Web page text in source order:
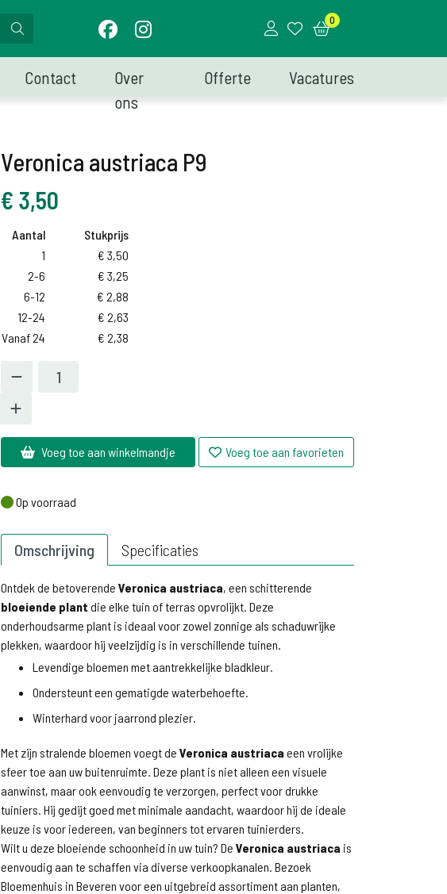
0
Contact
Over
ons
Offerte Vacatures
Veronica austriaca P9
€ 3,50
Aantal
Stukprijs
1
€ 3,50
2-6
€ 3,25
6-12
€ 2,88
12-24
€ 2,63
Vanaf 24
€ 2,38
Voeg toe aan winkelmandje Voeg toe aan favorieten
Op voorraad
Op voorraad
Omschrijving Specificaties
Ontdek de betoverende Veronica austriaca, een schitterende
bloeiende plant die elke tuin of terras opvrolijkt. Deze
onderhoudsarme plant is ideaal voor zowel zonnige als schaduwrijke
plekken, waardoor hij veelzijdig is in verschillende tuinen.
Levendige bloemen met aantrekkelijke bladkleur.
Ondersteunt een gematigde waterbehoefte.
Winterhard voor jaarrond plezier.
Met zijn stralende bloemen voegt de Veronica austriaca een vrolijke
sfeer toe aan uw buitenruimte. Deze plant is niet alleen een visuele
aanwinst, maar ook eenvoudig te verzorgen, perfect voor drukke
tuiniers. Hij gedijt goed met minimale aandacht, waardoor hij de ideale
keuze is voor iedereen, van beginners tot ervaren tuinierders.
Wilt u deze bloeiende schoonheid in uw tuin? De Veronica austriaca is
eenvoudig aan te schaffen via diverse verkoopkanalen. Bezoek
Bloemenhuis in Beveren voor een uitgebreid assortiment aan planten,